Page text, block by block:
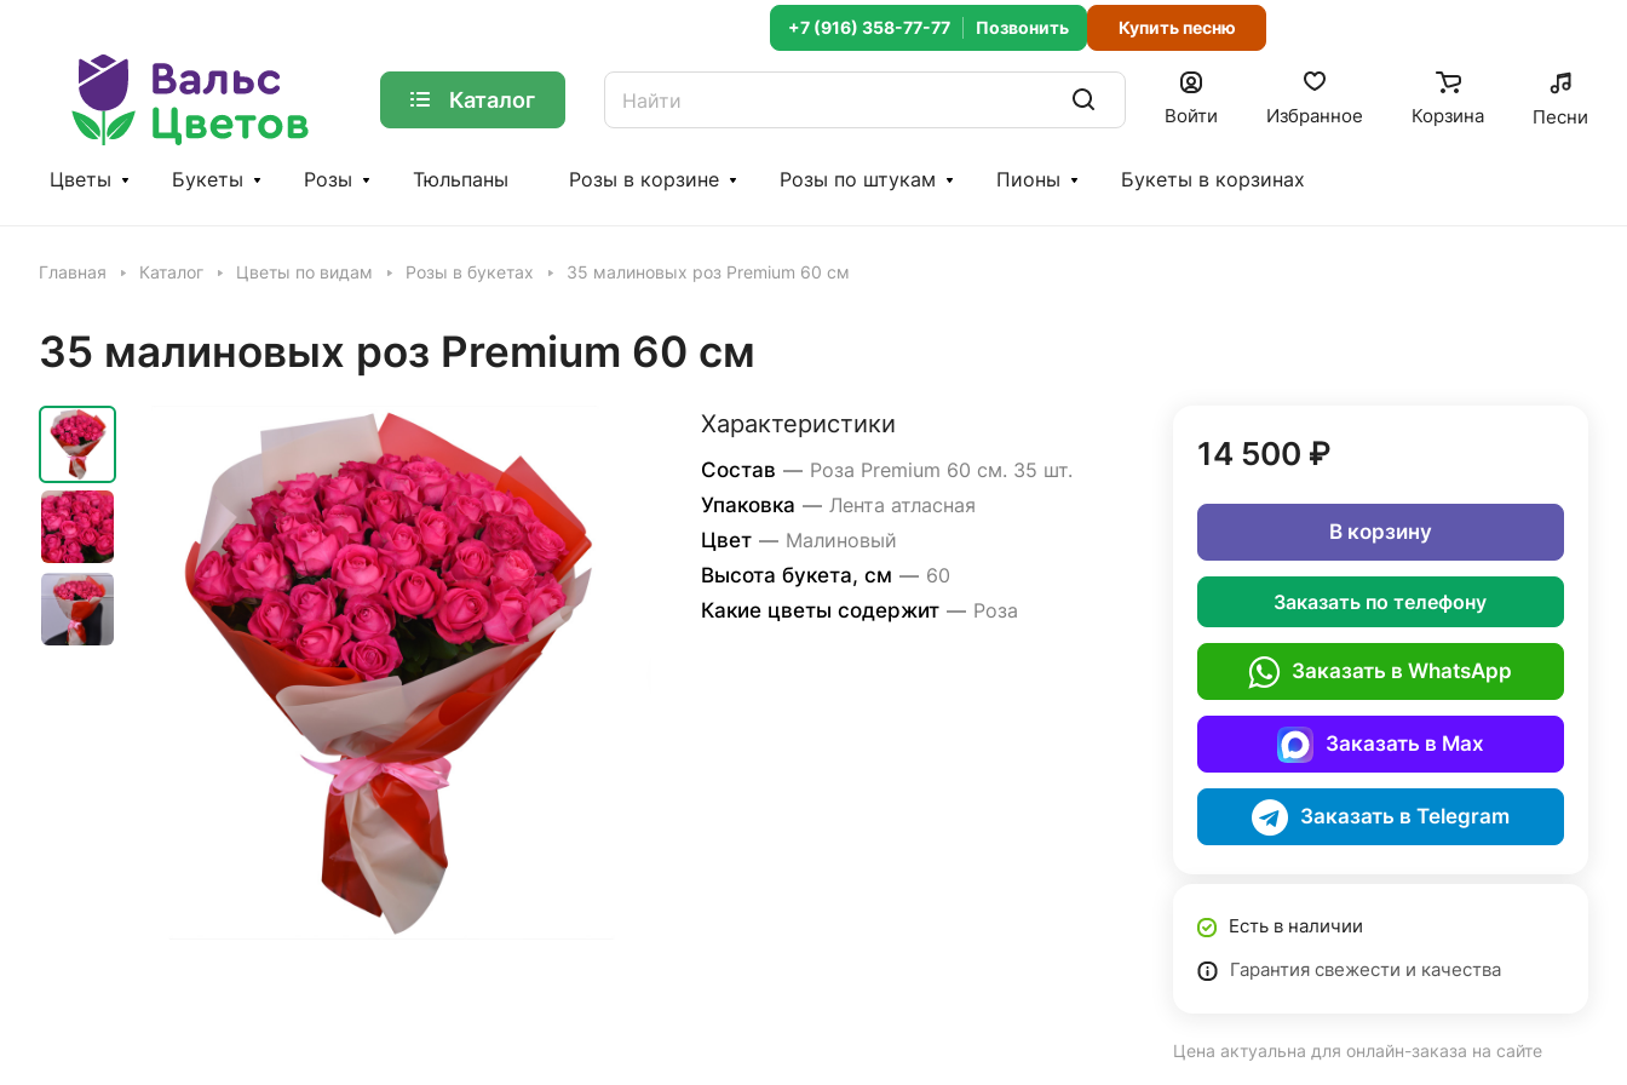
+7 (916) 358-77-77 Купить песню
Каталог
Войти Избранное Корзина Песни
Цветы Букеты Розы Тюльпаны Розы в корзине Розы по штукам Пионы Букеты в корзинах
Главная Каталог Цветы по видам Розы в букетах 35 малиновых роз Premium 60 см
35 малиновых роз Premium 60 см
Характеристики
Состав — Роза Premium 60 см. 35 шт.
Упаковка — Лента атласная
Цвет — Малиновый
Высота букета, см — 60
Какие цветы содержит — Роза
14 500 ₽
В корзину
Заказать по телефону
Заказать в WhatsApp
Заказать в Max
Заказать в Telegram
Есть в наличии
Гарантия свежести и качества
Цена актуальна для онлайн-заказа на сайте